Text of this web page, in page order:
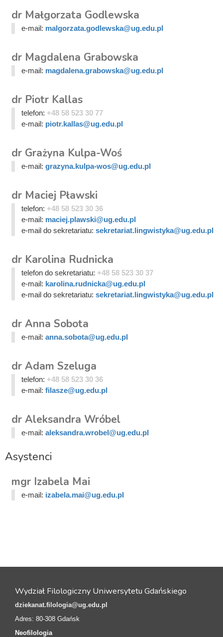
dr Małgorzata Godlewska
e-mail: malgorzata.godlewska@ug.edu.pl
dr Magdalena Grabowska
e-mail: magdalena.grabowska@ug.edu.pl
dr Piotr Kallas
telefon: +48 58 523 30 77
e-mail: piotr.kallas@ug.edu.pl
dr Grażyna Kulpa-Woś
e-mail: grazyna.kulpa-wos@ug.edu.pl
dr Maciej Pławski
telefon: +48 58 523 30 36
e-mail: maciej.plawski@ug.edu.pl
e-mail do sekretariatu: sekretariat.lingwistyka@ug.edu.pl
dr Karolina Rudnicka
telefon do sekretariatu: +48 58 523 30 37
e-mail: karolina.rudnicka@ug.edu.pl
e-mail do sekretariatu: sekretariat.lingwistyka@ug.edu.pl
dr Anna Sobota
e-mail: anna.sobota@ug.edu.pl
dr Adam Szeluga
telefon: +48 58 523 30 36
e-mail: filasze@ug.edu.pl
dr Aleksandra Wróbel
e-mail: aleksandra.wrobel@ug.edu.pl
Asystenci
mgr Izabela Mai
e-mail: izabela.mai@ug.edu.pl
Wydział Filologiczny Uniwersytetu Gdańskiego
dziekanat.filologia@ug.edu.pl
Adres: 80-308 Gdańsk
Neofilologia